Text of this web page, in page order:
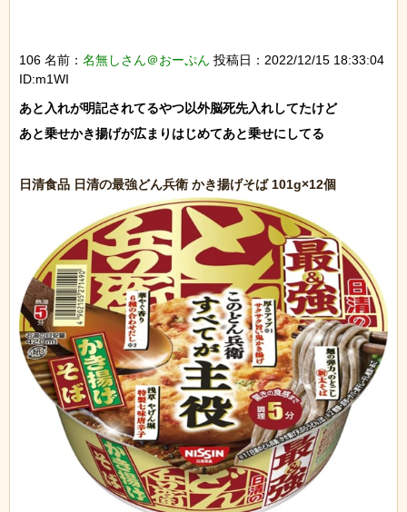
106 名前： 名無しさん＠おーぷん 投稿日：2022/12/15 18:33:04
ID:m1WI
あと入れが明記されてるやつ以外脳死先入れしてたけど
あと乗せかき揚げが広まりはじめてあと乗せにしてる